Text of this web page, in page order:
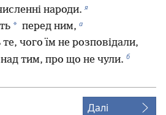
народи. я
* перед ним, а
чого їм не розповідали,
тим, про що не чули. б
Далі